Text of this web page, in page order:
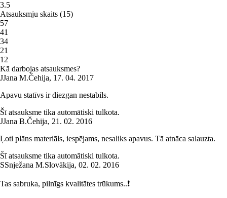
3.5
Atsauksmju skaits (15)
57
41
34
21
1 2
Kā darbojas atsauksmes?
JJana M.Čehija, 17. 04. 2017
Apavu statīvs ir diezgan nestabils.
Šī atsauksme tika automātiski tulkota.
JJana B.Čehija, 21. 02. 2016
Ļoti plāns materiāls, iespējams, nesaliks apavus. Tā atnāca salauzta.
Šī atsauksme tika automātiski tulkota.
SSnježana M.Slovākija, 02. 02. 2016
Tas sabruka, pilnīgs kvalitātes trūkums..❗️